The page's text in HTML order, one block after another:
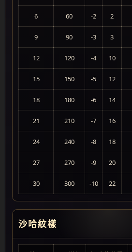
6 60 -2 2
9 90 -3 3
12 120 -4 10
15 150 -5 12
18 180 -6 14
21 210 -7 16
24 240 -8 18
27 270 -9 20
30 300 -10 22
沙哈紋樣